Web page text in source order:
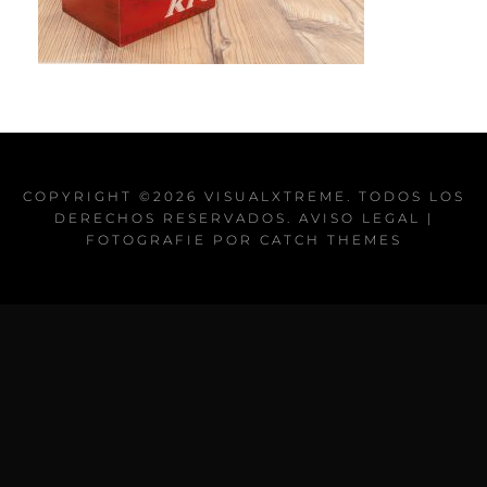
COPYRIGHT ©2026 VISUALXTREME . TODOS LOS
DERECHOS RESERVADOS. AVISO LEGAL
|
FOTOGRAFIE POR CATCH THEMES